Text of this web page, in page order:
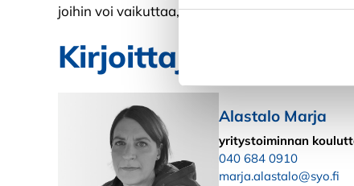
joihin voi vaikuttaa, eikä murehtia niitä, jotka
Kirjoittaja
Alastalo Marja
yritystoiminnan
040 684 0910
marja.alastalo@syo.fi